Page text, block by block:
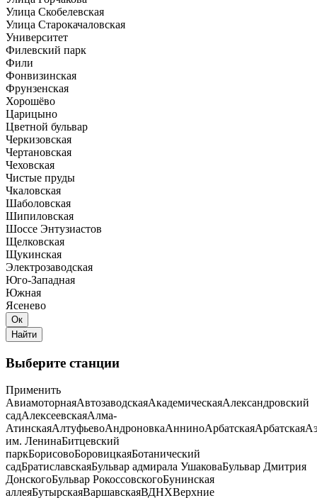
Улица Скобелевская
Улица Старокачаловская
Университет
Филевский парк
Фили
Фонвизинская
Фрунзенская
Хорошёво
Царицыно
Цветной бульвар
Черкизовская
Чертановская
Чеховская
Чистые пруды
Чкаловская
Шаболовская
Шипиловская
Шоссе Энтузиастов
Щелковская
Щукинская
Электрозаводская
Юго-Западная
Южная
Ясенево
Выберите станции
Применить
АвиамоторнаяАвтозаводскаяАкадемическаяАлександровский
садАлексеевскаяАлма-
АтинскаяАлтуфьевоАндроновкаАнниноАрбатскаяАрбатская
им. ЛенинаБитцевский
паркБорисовоБоровицкаяБотанический
садБратиславскаяБульвар адмирала УшаковаБульвар Дмитрия
ДонскогоБульвар РокоссовскогоБунинская
аллеяБутырскаяВаршавскаяВДНХВерхние